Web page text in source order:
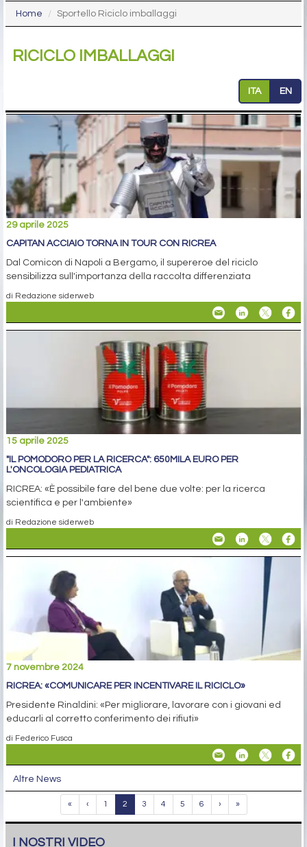
Home Sportello Riciclo imballaggi
RICICLO IMBALLAGGI
ITA EN
29 aprile 2025
CAPITAN ACCIAIO TORNA IN TOUR CON RICREA
Dal Comicon di Napoli a Bergamo, il supereroe del riciclo
sensibilizza sull'importanza della raccolta differenziata
di Redazione siderweb
15 aprile 2025
"IL POMODORO PER LA RICERCA": 650MILA EURO PER
L'ONCOLOGIA PEDIATRICA
RICREA: «È possibile fare del bene due volte: per la ricerca
scientifica e per l'ambiente»
di Redazione siderweb
7 novembre 2024
RICREA: «COMUNICARE PER INCENTIVARE IL RICICLO»
Presidente Rinaldini: «Per migliorare, lavorare con i giovani ed
educarli al corretto conferimento dei rifiuti»
di Federico Fusca
Altre News
« ‹ 1 2 3 4 5 6 › »
I NOSTRI VIDEO